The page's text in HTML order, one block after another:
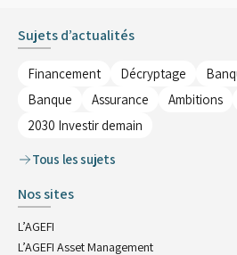
Sujets d’actualités
Financement Décryptage
Banque
Assurance Ambitions
2030 Investir demain
Tous les sujets
Nos sites
L’AGEFI
L’AGEFI Asset Management